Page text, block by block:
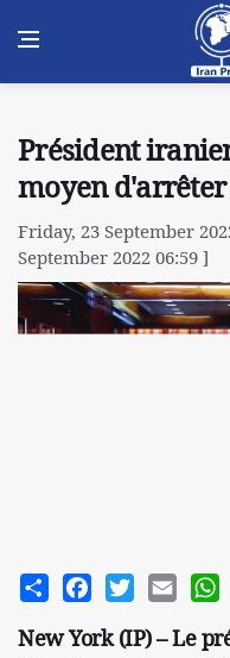
Président
moyen
Friday, 23 September
September 2022 06:59 ]
Share FacebookTwitterEmail
New York (IP) – Le